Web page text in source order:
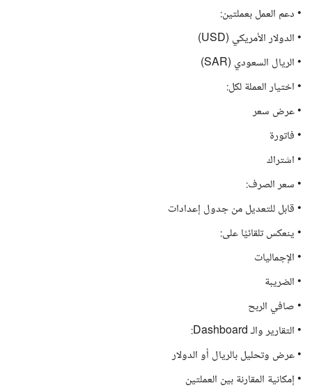
• دعم العمل بعملتين:
• الدولار الأمريكي (USD)
• الريال السعودي (SAR)
• اختيار العملة لكل:
• عرض سعر
• فاتورة
• اشتراك
• سعر الصرف:
• قابل للتعديل من جدول إعدادات
• ينعكس تلقائيًا على:
• الإجماليات
• الضريبة
• صافي الربح
• التقارير والـ Dashboard:
• عرض وتحليل بالريال أو الدولار
• إمكانية المقارنة بين العملتين